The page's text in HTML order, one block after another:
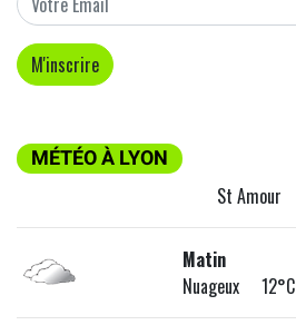
MÉTÉO À LYON
St Amour
Matin
Nuageux 12°C